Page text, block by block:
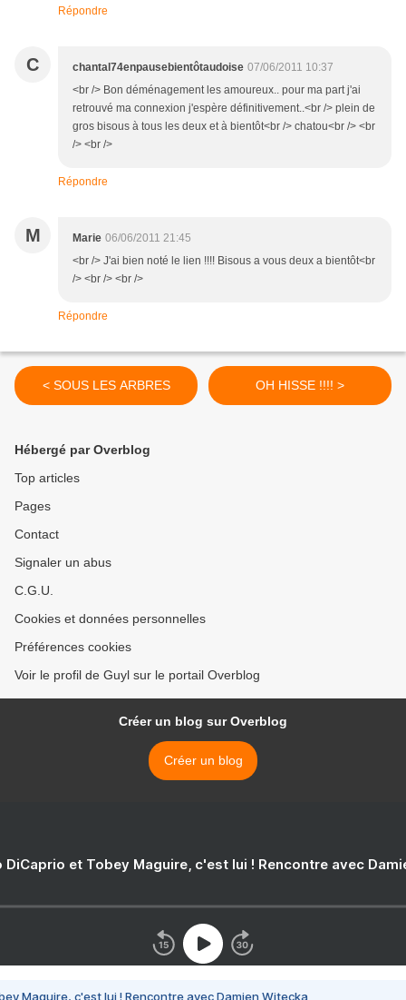
Répondre
C chantal74enpausebientôtaudoise 07/06/2011 10:37
<br /> Bon déménagement les amoureux.. pour ma part j'ai
retrouvé ma connexion j'espère définitivement..<br /> plein de
gros bisous à tous les deux et à bientôt<br /> chatou<br /> <br
/> <br />
Répondre
M Marie 06/06/2011 21:45
<br /> J'ai bien noté le lien !!!! Bisous a vous deux a bientôt<br
/> <br /> <br />
Répondre
< SOUS LES ARBRES OH HISSE !!!! >
Hébergé par Overblog
Top articles
Pages
Contact
Signaler un abus
C.G.U.
Cookies et données personnelles
Préférences cookies
Voir le profil de Guyl sur le portail Overblog
Créer un blog sur Overblog
Créer un blog
DiCaprio et Tobey Maguire, c'est lui ! Rencontre avec
Maguire, c'est lui ! Rencontre avec Damien Witecka